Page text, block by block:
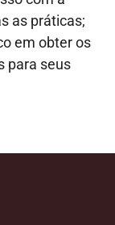
as práticas;
em obter os
para seus